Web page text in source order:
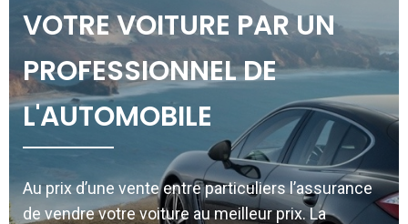
VOTRE VOITURE PAR UN
PROFESSIONNEL DE
L'AUTOMOBILE
Au prix d’une vente entre particuliers l’assurance
de vendre votre voiture au meilleur prix. La